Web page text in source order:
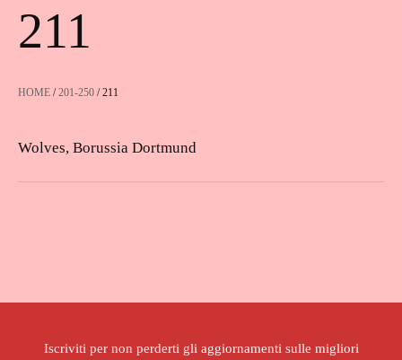
211
HOME /201-250 / 211
Wolves, Borussia Dortmund
Iscriviti per non perderti gli aggiornamenti sulle migliori